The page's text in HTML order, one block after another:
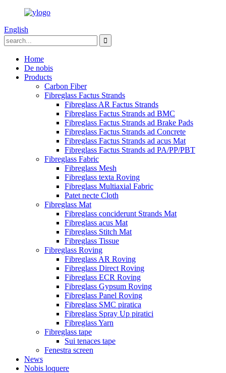
English
Home
De nobis
Products
Carbon Fiber
Fibreglass Factus Strands
Fibreglass AR Factus Strands
Fibreglass Factus Strands ad BMC
Fibreglass Factus Strands ad Brake Pads
Fibreglass Factus Strands ad Concrete
Fibreglass Factus Strands ad acus Mat
Fibreglass Factus Strands ad PA/PP/PBT
Fibreglass Fabric
Fibreglass Mesh
Fibreglass texta Roving
Fibreglass Multiaxial Fabric
Patet necte Cloth
Fibreglass Mat
Fibreglass conciderunt Strands Mat
Fibreglass acus Mat
Fibreglass Stitch Mat
Fibreglass Tissue
Fibreglass Roving
Fibreglass AR Roving
Fibreglass Direct Roving
Fibreglass ECR Roving
Fibreglass Gypsum Roving
Fibreglass Panel Roving
Fibreglass SMC piratica
Fibreglass Spray Up piratici
Fibreglass Yarn
Fibreglass tape
Sui tenaces tape
Fenestra screen
News
Nobis loquere